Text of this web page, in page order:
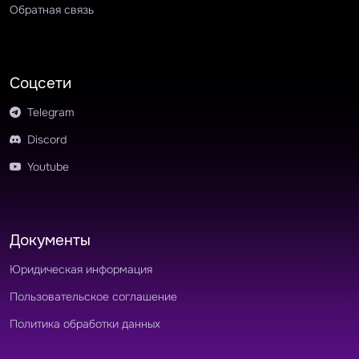
Обратная связь
Соцсети
Telegram
Discord
Youtube
Документы
Юридическая информация
Пользовательское соглашение
Политика обработки данных